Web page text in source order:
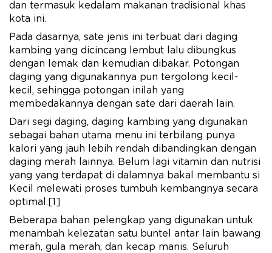
dan termasuk kedalam makanan tradisional khas
kota ini.
Pada dasarnya, sate jenis ini terbuat dari daging
kambing yang dicincang lembut lalu dibungkus
dengan lemak dan kemudian dibakar. Potongan
daging yang digunakannya pun tergolong kecil-
kecil, sehingga potongan inilah yang
membedakannya dengan sate dari daerah lain.
Dari segi daging, daging kambing yang digunakan
sebagai bahan utama menu ini terbilang punya
kalori yang jauh lebih rendah dibandingkan dengan
daging merah lainnya. Belum lagi vitamin dan nutrisi
yang yang terdapat di dalamnya bakal membantu si
Kecil melewati proses tumbuh kembangnya secara
optimal.[1]
Beberapa bahan pelengkap yang digunakan untuk
menambah kelezatan satu buntel antar lain bawang
merah, gula merah, dan kecap manis. Seluruh